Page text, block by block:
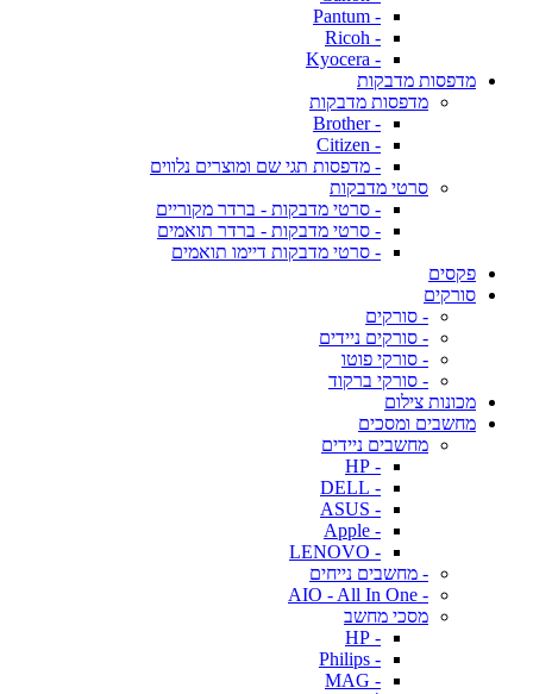
- Pantum
- Ricoh
- Kyocera
מדפסות מדבקות
מדפסות מדבקות
- Brother
- Citizen
- מדפסות תגי שם ומוצרים נלווים
סרטי מדבקות
- סרטי מדבקות - ברדר מקוריים
- סרטי מדבקות - ברדר תואמים
- סרטי מדבקות דיימו תואמים
פקסים
סורקים
- סורקים
- סורקים ניידים
- סורקי פוטו
- סורקי ברקוד
מכונות צילום
מחשבים ומסכים
מחשבים ניידים
- HP
- DELL
- ASUS
- Apple
- LENOVO
- מחשבים נייחים
- AIO - All In One
מסכי מחשב
- HP
- Philips
- MAG